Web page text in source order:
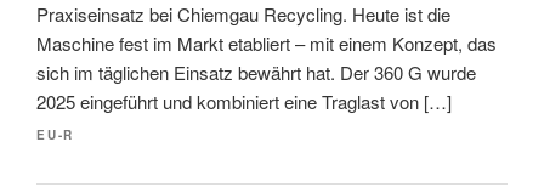
Praxiseinsatz bei Chiemgau Recycling. Heute ist die
Maschine fest im Markt etabliert – mit einem Konzept, das
sich im täglichen Einsatz bewährt hat. Der 360 G wurde
2025 eingeführt und kombiniert eine Traglast von […]
EU-R